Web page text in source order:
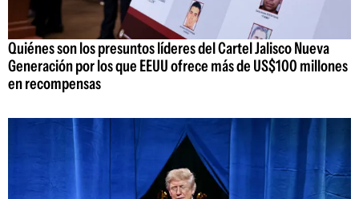
Quiénes son los presuntos líderes del Cartel Jalisco Nueva
Generación por los que EEUU ofrece más de US$100 millones
en recompensas